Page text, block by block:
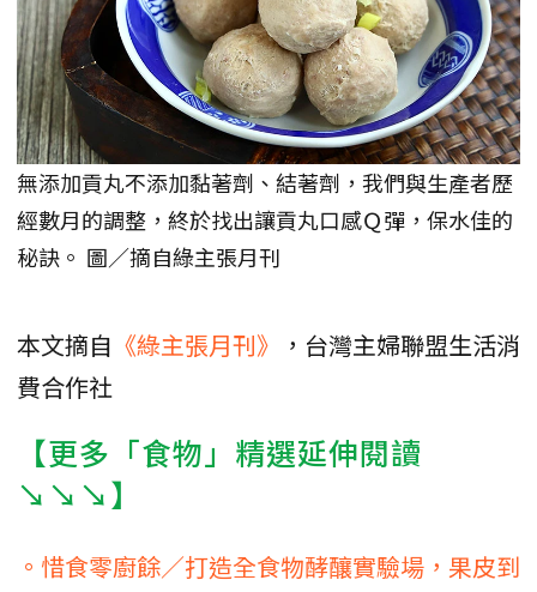
無添加貢丸不添加黏著劑、結著劑，我們與生產者歷
經數月的調整，終於找出讓貢丸口感Ｑ彈，保水佳的
秘訣。 圖／摘自綠主張月刊
本文摘自 《綠主張月刊》
，台灣主婦聯盟生活消
費合作社
【更多「食物」精選延伸閱讀
↘↘↘】
。惜食零廚餘／打造全食物酵釀實驗場，果皮到